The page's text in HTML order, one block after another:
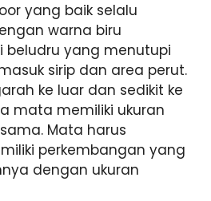
yang baik selalu
warna biru
beludru yang menutupi
sirip dan area perut.
ke luar dan sedikit ke
mata memiliki ukuran
Mata harus
perkembangan yang
dengan ukuran